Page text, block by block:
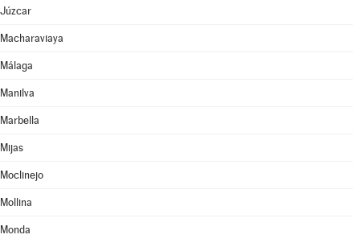
Júzcar
Macharaviaya
Málaga
Manilva
Marbella
Mijas
Moclinejo
Mollina
Monda